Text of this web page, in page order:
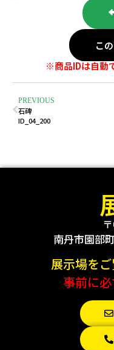
こ
※商品IDは自動
PREVIOUS
石碑
ID_04_200
南丹市園部
展示場を
事前に